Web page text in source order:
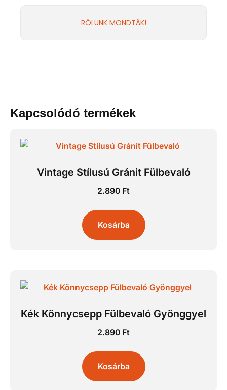
RÓLUNK MONDTÁK!
Kapcsolódó termékek
Vintage Stílusú Gránit Fülbevaló
2.890 Ft
Kosárba
Kék Könnycsepp Fülbevaló Gyönggyel
2.890 Ft
Kosárba